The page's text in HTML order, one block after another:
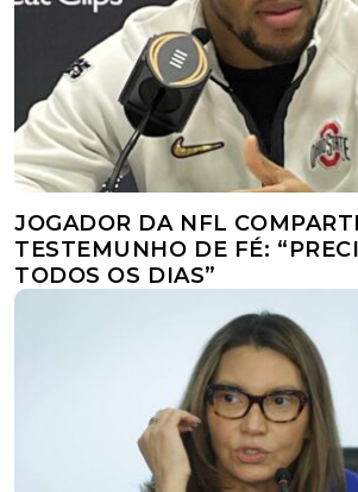
JOGADOR DA NFL
TESTEMUNHO DE FÉ:
TODOS OS DIAS”